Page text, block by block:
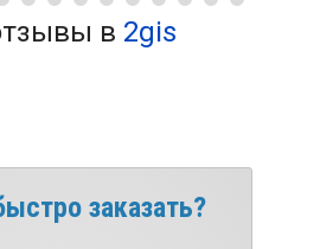
в 2gis
заказать?